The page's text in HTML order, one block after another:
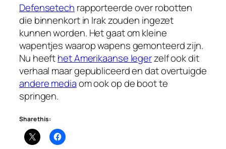
Defensetech rapporteerde over robotten
die binnenkort in Irak zouden ingezet
kunnen worden. Het gaat om kleine
wapentjes waarop wapens gemonteerd zijn.
Nu heefthet Amerikaanse legerzelf ook dit
verhaal maar gepubliceerd en dat overtuigde
andere mediaom ook op de boot te
springen.
Share this: